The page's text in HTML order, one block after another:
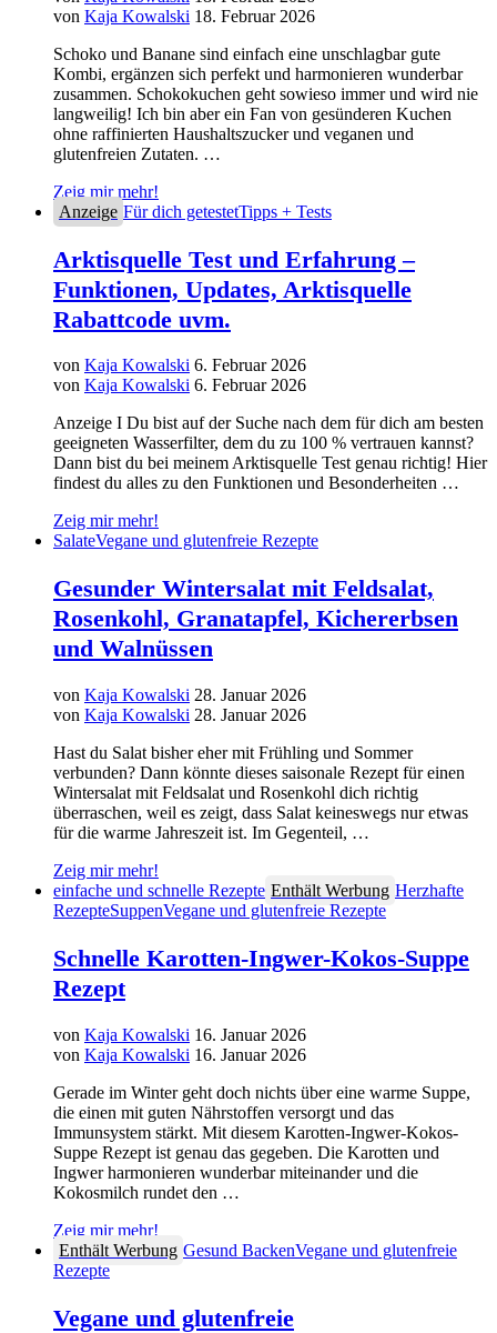
von Kaja Kowalski 18. Februar 2026
Schoko und Banane sind einfach eine unschlagbar gute
Kombi, ergänzen sich perfekt und harmonieren wunderbar
zusammen. Schokokuchen geht sowieso immer und wird nie
langweilig! Ich bin aber ein Fan von gesünderen Kuchen
ohne raffinierten Haushaltszucker und veganen und
glutenfreien Zutaten. …
Zeig mir mehr!
Anzeige Für dich getestetTipps + Tests
Arktisquelle Test und Erfahrung –
Funktionen, Updates, Arktisquelle
Rabattcode uvm.
von Kaja Kowalski 6. Februar 2026
von Kaja Kowalski 6. Februar 2026
Anzeige I Du bist auf der Suche nach dem für dich am besten
geeigneten Wasserfilter, dem du zu 100 % vertrauen kannst?
Dann bist du bei meinem Arktisquelle Test genau richtig! Hier
findest du alles zu den Funktionen und Besonderheiten …
Zeig mir mehr!
SalateVegane und glutenfreie Rezepte
Gesunder Wintersalat mit Feldsalat,
Rosenkohl, Granatapfel, Kichererbsen
und Walnüssen
von Kaja Kowalski 28. Januar 2026
von Kaja Kowalski 28. Januar 2026
Hast du Salat bisher eher mit Frühling und Sommer
verbunden? Dann könnte dieses saisonale Rezept für einen
Wintersalat mit Feldsalat und Rosenkohl dich richtig
überraschen, weil es zeigt, dass Salat keineswegs nur etwas
für die warme Jahreszeit ist. Im Gegenteil, …
Zeig mir mehr!
einfache und schnelle Rezepte Enthält Werbung Herzhafte
RezepteSuppenVegane und glutenfreie Rezepte
Schnelle Karotten-Ingwer-Kokos-Suppe
Rezept
von Kaja Kowalski 16. Januar 2026
von Kaja Kowalski 16. Januar 2026
Gerade im Winter geht doch nichts über eine warme Suppe,
die einen mit guten Nährstoffen versorgt und das
Immunsystem stärkt. Mit diesem Karotten-Ingwer-Kokos-
Suppe Rezept ist genau das gegeben. Die Karotten und
Ingwer harmonieren wunderbar miteinander und die
Kokosmilch rundet den …
Zeig mir mehr!
Enthält Werbung Gesund BackenVegane und glutenfreie
Rezepte
Vegane und glutenfreie